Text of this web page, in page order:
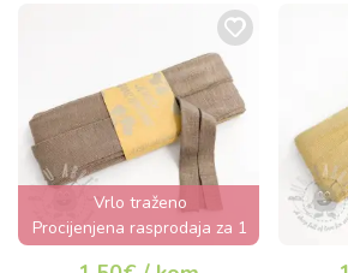
Vrlo traženo
Procijenjena rasprodaja za 1
dan